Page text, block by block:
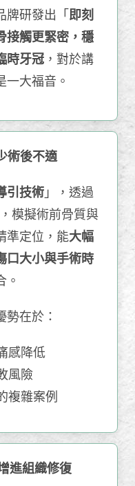
牌研發出「 即刻
接觸更緊密，穩
時牙冠 ，對於講
一大福音。
術後不適
引技術」，透過
模擬術前骨質與
準定位，能大幅
口大小與手術時
。
在於：
感降低
風險
複雜案例
進組織修復